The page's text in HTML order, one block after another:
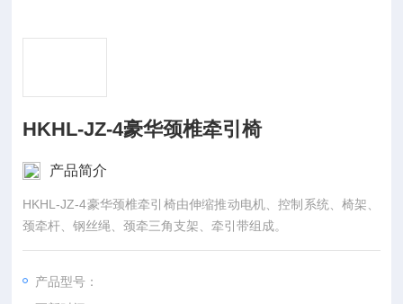
HKHL-JZ-4豪华颈椎牵引椅
产品简介
HKHL-JZ-4豪华颈椎牵引椅由伸缩推动电机、控制系统、椅架、
颈牵杆、钢丝绳、颈牵三角支架、牵引带组成。
产品型号：